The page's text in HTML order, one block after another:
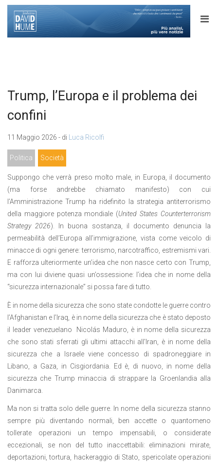
Trump, l’Europa e il problema dei
confini
11 Maggio 2026 - di Luca Ricolfi
Politica Società
Suppongo che verrà preso molto male, in Europa, il documento
(ma forse andrebbe chiamato manifesto) con cui
l’Amministrazione Trump ha ridefinito la strategia antiterrorismo
della maggiore potenza mondiale (United States Counterterrorism
Strategy 2026). In buona sostanza, il documento denuncia la
permeabilità dell’Europa all’immigrazione, vista come veicolo di
minacce di ogni genere: terrorismo, narcotraffico, estremismi vari.
E rafforza ulteriormente un’idea che non nasce certo con Trump,
ma con lui diviene quasi un’ossessione: l’idea che in nome della
“sicurezza internazionale” si possa fare di tutto.
È in nome della sicurezza che sono state condotte le guerre contro
l’Afghanistan e l’Iraq, è in nome della sicurezza che è stato deposto
il leader venezuelano
Nicolás Maduro, è in nome della sicurezza
che sono stati sferrati gli ultimi attacchi all’Iran, è in nome della
sicurezza che a Israele viene concesso di spadroneggiare in
Libano, a Gaza, in Cisgiordania. Ed è, di nuovo, in nome della
sicurezza che Trump minaccia di strappare la Groenlandia alla
Danimarca.
Ma non si tratta solo delle guerre. In nome della sicurezza stanno
sempre più diventando normali, ben accette o quantomeno
tollerate operazioni un tempo impensabili, o considerate
eccezionali, se non del tutto inaccettabili: eliminazioni mirate,
deportazioni, tortura, hackeraggio di Stato, spericolate operazioni